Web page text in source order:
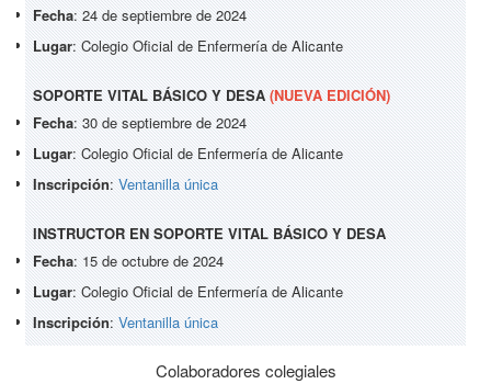
Fecha: 24 de septiembre de 2024
Lugar: Colegio Oficial de Enfermería de Alicante
SOPORTE VITAL BÁSICO Y DESA (NUEVA EDICIÓN)
Fecha: 30 de septiembre de 2024
Lugar: Colegio Oficial de Enfermería de Alicante
Inscripción: Ventanilla única
INSTRUCTOR EN SOPORTE VITAL BÁSICO Y DESA
Fecha: 15 de octubre de 2024
Lugar: Colegio Oficial de Enfermería de Alicante
Inscripción: Ventanilla única
Colaboradores colegiales